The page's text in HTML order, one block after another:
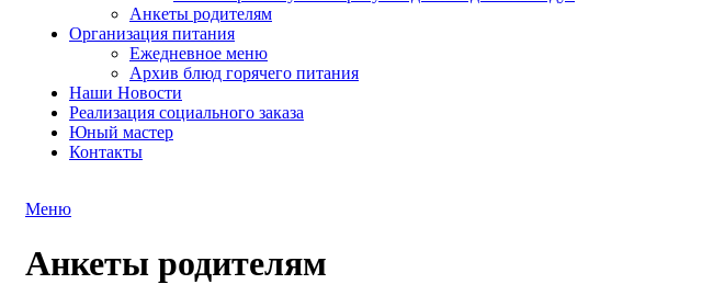
Анкеты родителям
Организация питания
Ежедневное меню
Архив блюд горячего питания
Наши Новости
Реализация социального заказа
Юный мастер
Контакты
Меню
Анкеты родителям